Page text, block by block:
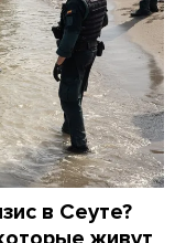
в Сеуте?